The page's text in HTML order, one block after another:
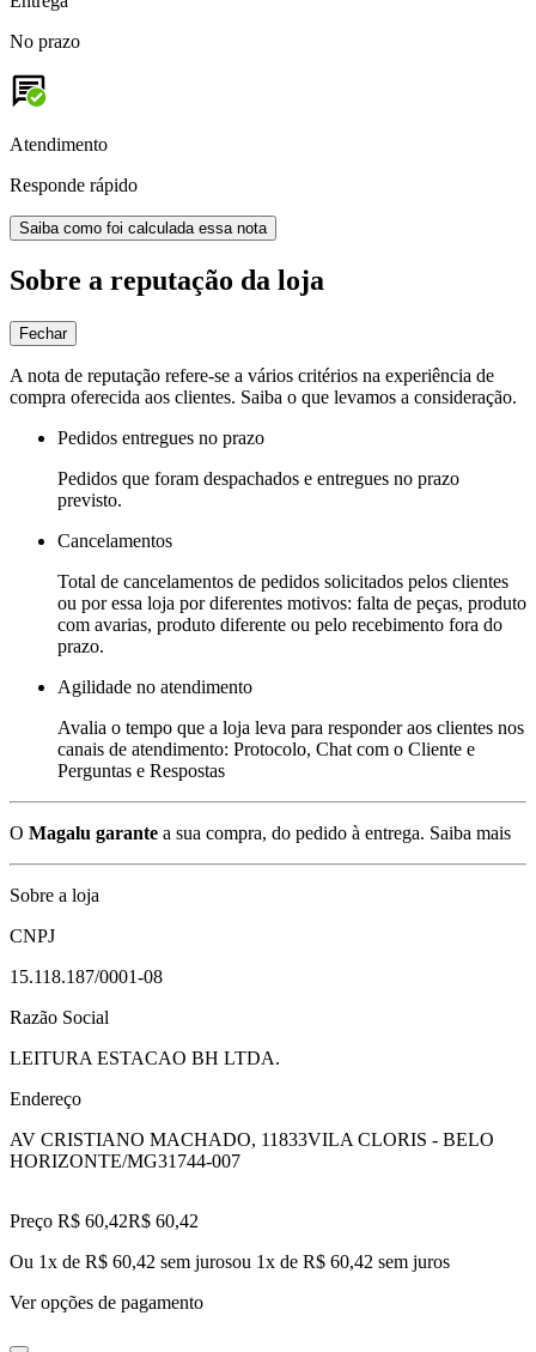
No prazo
Atendimento
Responde rápido
Saiba como foi calculada essa nota
Sobre a reputação da loja
Fechar
A nota de reputação refere-se a vários critérios na experiência de
compra oferecida aos clientes. Saiba o que levamos a consideração.
Pedidos entregues no prazo
Pedidos que foram despachados e entregues no prazo
previsto.
Cancelamentos
Total de cancelamentos de pedidos solicitados pelos clientes
ou por essa loja por diferentes motivos: falta de peças, produto
com avarias, produto diferente ou pelo recebimento fora do
prazo.
Agilidade no atendimento
Avalia o tempo que a loja leva para responder aos clientes nos
canais de atendimento: Protocolo, Chat com o Cliente e
Perguntas e Respostas
O Magalu garante a sua compra, do pedido à entrega. Saiba mais
Sobre a loja
CNPJ
15.118.187/0001-08
Razão Social
LEITURA ESTACAO BH LTDA.
Endereço
AV CRISTIANO MACHADO, 11833VILA CLORIS - BELO
HORIZONTE/MG31744-007
Preço R$ 60,42R$ 60,42
Ou 1x de R$ 60,42 sem jurosou 1x de R$ 60,42 sem juros
Ver opções de pagamento